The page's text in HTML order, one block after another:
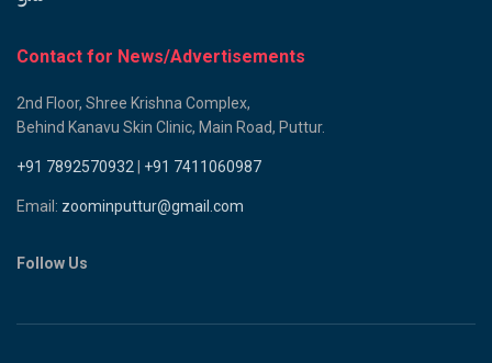
Contact for News/Advertisements
2nd Floor, Shree Krishna Complex,
Behind Kanavu Skin Clinic, Main Road, Puttur.
+91 7892570932 +91 7411060987
Email: zoominputtur@gmail.com
Follow Us